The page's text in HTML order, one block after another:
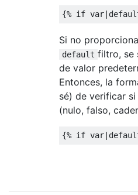
{% if var|
Si no
default filtro, se
de valor
Entonces, la
sé) de verificar
(nulo, falso,
{% if var|